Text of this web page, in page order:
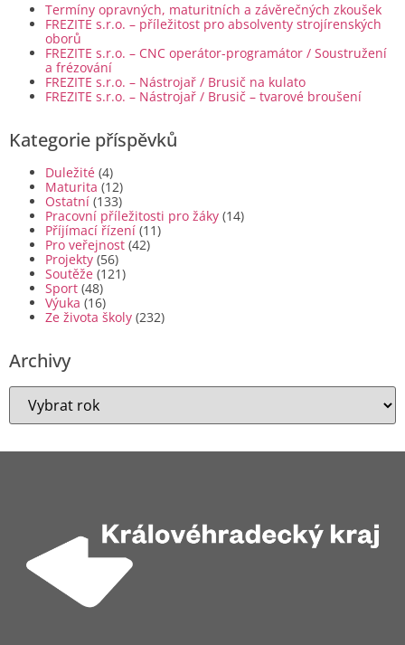
Termíny opravných, maturitních a závěrečných zkoušek
FREZITE s.r.o. – příležitost pro absolventy strojírenských
oborů
FREZITE s.r.o. – CNC operátor-programátor / Soustružení
a frézování
FREZITE s.r.o. – Nástrojař / Brusič na kulato
FREZITE s.r.o. – Nástrojař / Brusič – tvarové broušení
Kategorie příspěvků
Duležité (4)
Maturita (12)
Ostatní (133)
Pracovní příležitosti pro žáky (14)
Příjímací řízení (11)
Pro veřejnost (42)
Projekty (56)
Soutěže (121)
Sport (48)
Výuka (16)
Ze života školy (232)
Archivy